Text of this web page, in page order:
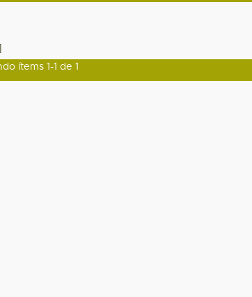
ítems 1-1 de 1